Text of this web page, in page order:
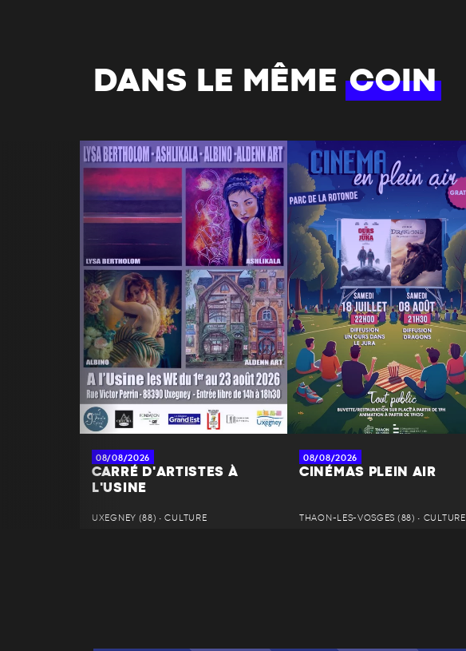
DANS LE MÊMECOIN
08/08/2026
CARRÉ D'ARTISTES À
L'USINE
UXEGNEY (88) • CULTURE
08/08/2026
CINÉMAS PLEIN AIR
THAON-LES-VOSGES (88) • CULTURE